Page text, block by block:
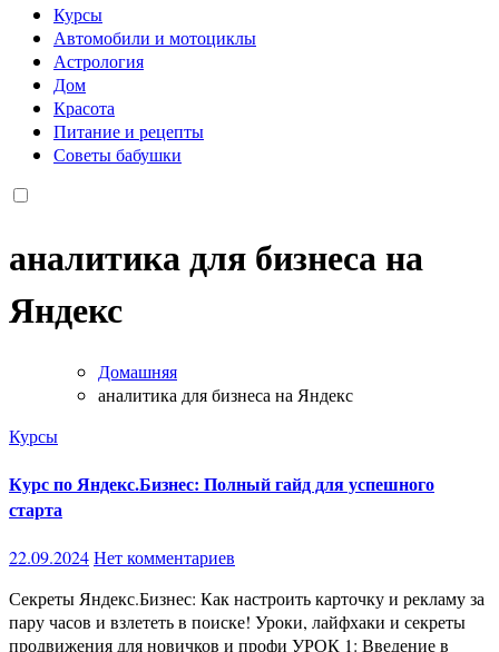
Курсы
Автомобили и мотоциклы
Астрология
Дом
Красота
Питание и рецепты
Советы бабушки
аналитика для бизнеса на
Яндекс
Домашняя
аналитика для бизнеса на Яндекс
Курсы
Курс по Яндекс.Бизнес: Полный гайд для успешного
старта
22.09.2024Нет комментариев
Секреты Яндекс.Бизнес: Как настроить карточку и рекламу за
пару часов и взлететь в поиске! Уроки, лайфхаки и секреты
продвижения для новичков и профи УРОК 1: Введение в